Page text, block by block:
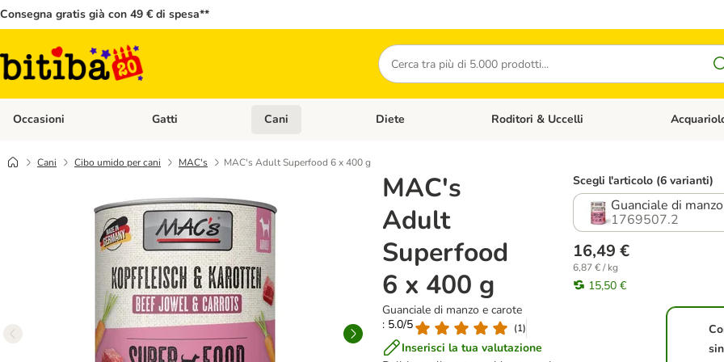
Consegna gratis già con 49 € di spesa**
Cerca
Occasioni Apri Menù Categoria: Occasioni
Gatti Apri Menù Categoria: Gatti
Cani Apri Menù Categoria: Cani
Diete Apri Menù Categoria: Diete
Roditori & Uccelli Apri Menù
Cani Cibo umido per cani MAC's MAC's Adult Superfood 6 x 400 g
MAC's
Adult
Superfood
6 x 400 g
Guanciale di manzo e carote
: 5.0/5
(1)
Inserisci la tua valutazione
Scegli l'articolo (6 varianti)
Guanciale di
1769507.2
16,49 €
6,87 € / kg
15,50 €